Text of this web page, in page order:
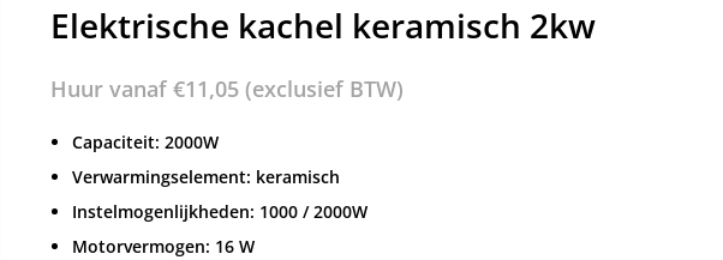
Elektrische kachel keramisch 2kw
Huur vanaf €11,05 (exclusief BTW)
Capaciteit: 2000W
Verwarmingselement: keramisch
Instelmogenlijkheden: 1000 / 2000W
Motorvermogen: 16 W